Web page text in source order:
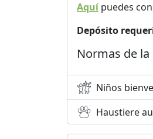
Aquípuedes
Depósito
Normas de la
Niños
Haustiere